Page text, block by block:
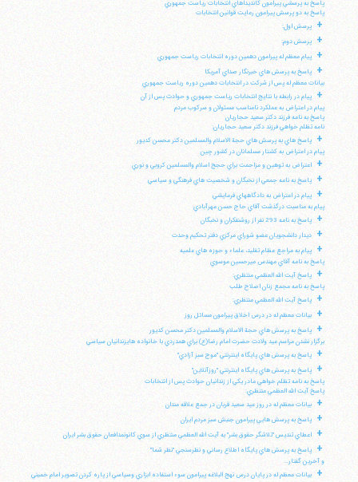
پاسخ به پرسشي پيرامون كانديداهاي انتخابات رياست جمهوري
پاسخ به دو پرسش پيرامون رعايت قوانين انتخابات
+ پرسش اول:
+ پرسش دوم:
+ پيام معظم له پيرامون دهمين دوره انتخابات رياست جمهوري
+
پاسخ به پرسش هاي خبرنگار صداي آمريكا
بيانات معظم له پس از شركت در انتخابات دهمين دوره رياست جمهوري
+
پيام در رابطه با نتايج انتخابات رياست جمهوري و حوادث پس از آن
پيام در اعتراض به عملكرد نامناسب مسئولان و سركوب مردم
پاسخ به نامه فرزند دكتر سعيد حجاريان
نامه تظلم خواهي فرزند دكتر سعيد حجاريان:
+
پاسخ هاي به پرسش هاي حجة الاسلام والمسلمين دكتر محسن كديور
پيام در اعتراض به كشتار مسلمانان در كشور چين
+ اعتراض به توهين و مزاحمت براي حجج اسلام والمسلمين كروبي و نوري
+ پاسخ به نامه جمعي از نخبگان و شخصيت هاي فرهنگي و سياسي
+
پيام در اعتراض به دادگاههاي فرمايشي
پيام به مناسبت درگذشت آقاي حاج حسن مهرآبادي
+ پاسخ به نامه 293 نفر از روشنفكران و نخبگان
+ ديدار دانشجويان عضو شوراي مركزي دفتر تحكيم وحدت
+
پيام به مراجع عظام تقليد، علماء و حوزه هاي علميه
پاسخ به نامه آقاي مهندس ميرحسين موسوي
+
پاسخ آيت الله العظمي منتظري:
پاسخ به نامه مجمع زنان اصلاح طلب
+ پاسخ آيت الله العظمي منتظري:
+ بيانات معظم له در درس اخلاق پيرامون مسائل روز
+
پاسخ به پرسش هاي حجة الاسلام والمسلمين دكتر محسن كديور
برگزار نشدن مراسم عيد ولادت حضرت امام رضا(ع) براي همدردي با خانواده هايزندانيان سياسي
+ پاسخ به پرسش هاي پايگاه اينترنتي "موج سبز آزادي"
+
پاسخ به پرسش هاي پايگاه اينترنتي "روزآنلاين"
پاسخ به نامه تظلم خواهي مادر يكي از زندانيان حوادث پس از انتخابات
پاسخ آيت الله العظمي منتظري:
+ بيانات معظم له در روز عيد سعيد قربان در جمع علاقه مندان
+ پاسخ به پرسش هايي پيرامون جنبش سبز مردم ايران
+ اعطاي تنديس "تلاشگر حقوق بشر" به آيت الله العظمي منتظري از سوي كانونمدافعان حقوق بشر ايران
+
پاسخ به پرسش هاي پايگاه اطلاع رساني و نظرسنجي "نظر شما"
و آخرين گفتار...
+ بيانات معظم له در پايان درس نهج البلاغه پيرامون سوء استفاده ابزاري وسياسي از پاره كردن تصوير امام خميني